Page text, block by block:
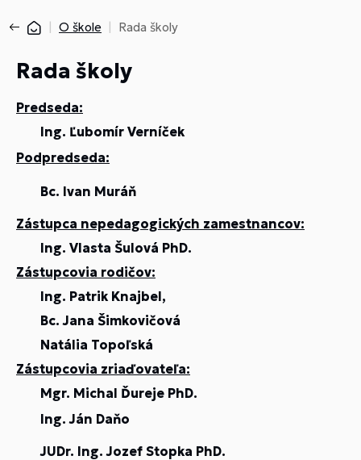
O škole Rada školy
Rada školy
Predseda:
Ing. Ľubomír Verníček
Podpredseda:
Bc. Ivan Muráň
Zástupca nepedagogických zamestnancov:
Ing. Vlasta Šulová PhD.
Zástupcovia rodičov:
Ing. Patrik Knajbel,
Bc. Jana Šimkovičová
Natália Topoľská
Zástupcovia zriaďovateľa:
Mgr. Michal Ďureje PhD.
Ing. Ján Daňo
JUDr. Ing. Jozef Stopka PhD.